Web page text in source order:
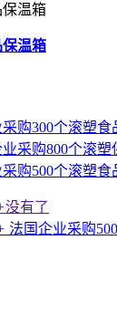
保温箱
温箱
购300个滚塑食
采购800个滚塑
购500个滚塑食
没有了
法国企业采购